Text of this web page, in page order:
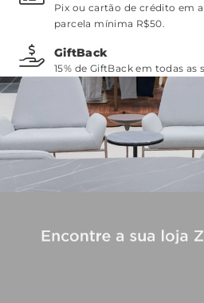
Pix ou cartão de crédito em
parcela mínima R$50.
GiftBack
15% de GiftBack em todas as